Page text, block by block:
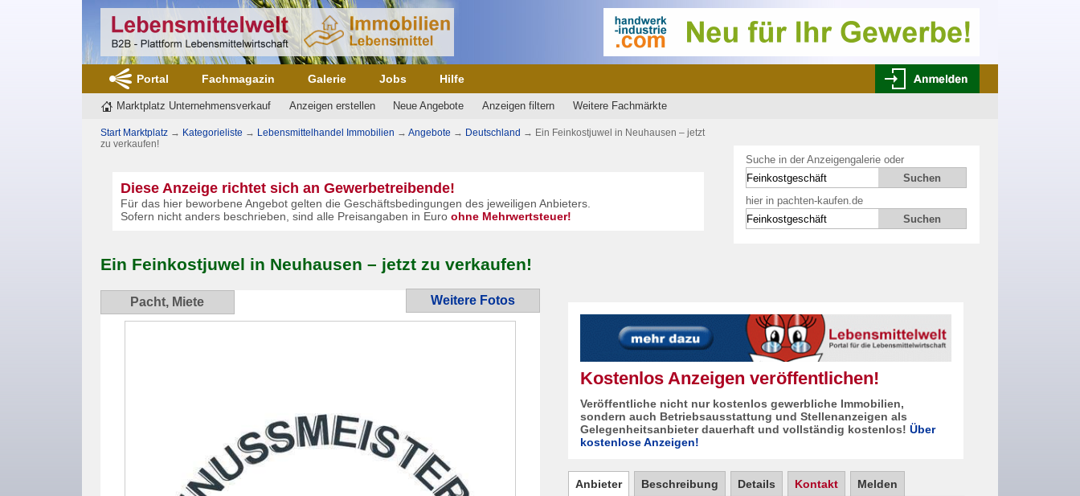
Portal Fachmagazin Galerie Jobs Hilfe
Marktplatz Unternehmensverkauf Anzeigen erstellen Neue Angebote Anzeigen filtern Weitere Fachmärkte
Suche in der Anzeigengalerie oder
hier in pachten-kaufen.de
Start Marktplatz → Kategorieliste → Lebensmittelhandel Immobilien → Angebote → Deutschland → Ein Feinkostjuwel in Neuhausen – jetzt
zu verkaufen!
Diese Anzeige richtet sich an Gewerbetreibende!
Für das hier beworbene Angebot gelten die Geschäftsbedingungen des jeweiligen Anbieters.
Sofern nicht anders beschrieben, sind alle Preisangaben in Euro ohne Mehrwertsteuer!
Ein Feinkostjuwel in Neuhausen – jetzt zu verkaufen!
Pacht, Miete Weitere Fotos
Kostenlos Anzeigen veröffentlichen!
Veröffentliche nicht nur kostenlos gewerbliche Immobilien,
sondern auch Betriebsausstattung und Stellenanzeigen als
Gelegenheitsanbieter dauerhaft und vollständig kostenlos! Über
kostenlose Anzeigen!
Anbieter Beschreibung Details Kontakt Melden